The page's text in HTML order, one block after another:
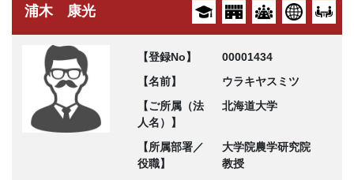
浦木 康光
【登録No】
00001434
【名前】
ウラキヤスミツ
【ご所属（法
人名）】
北海道大学
【所属部署／
役職】
大学院農学研究院
教授